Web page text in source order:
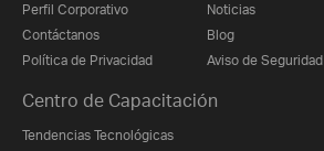
Perfil Corporativo
Contáctanos
Política de Privacidad
Noticias
Blog
Aviso de Seguridad
Centro de Capacitación
Tendencias Tecnológicas